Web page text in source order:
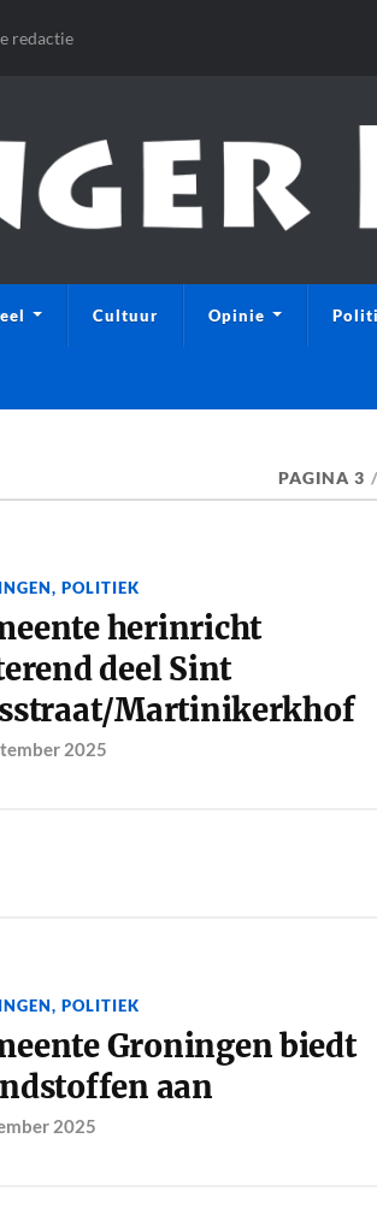
redactie
Cultuur Opinie
PAGINA 3 /
, POLITIEK
herinricht
deel Sint
Martinikerkhof
2025
, POLITIEK
Groningen biedt
aan
2025